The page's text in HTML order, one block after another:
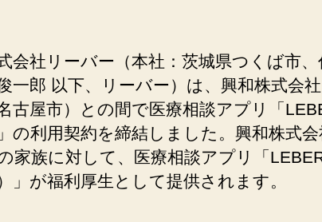
会社リーバー（本社：茨城県つくば市
⼀郎 以下、リーバー）は、興和株式会
古屋市）との間で医療相談アプリ「
の利⽤契約を締結しました。興和株式
家族に対して、医療相談アプリ「
」が福利厚⽣として提供されます。